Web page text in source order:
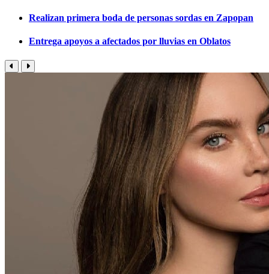
Realizan primera boda de personas sordas en Zapopan
Entrega apoyos a afectados por lluvias en Oblatos